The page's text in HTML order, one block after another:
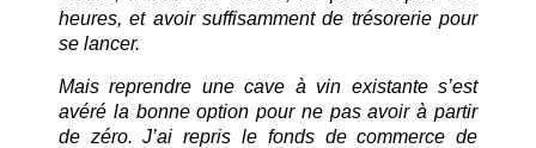
heures, et avoir suffisamment de trésorerie pour
se lancer.
Mais reprendre une cave à vin existante s’est
avéré la bonne option pour ne pas avoir à partir
de zéro. J’ai repris le fonds de commerce de